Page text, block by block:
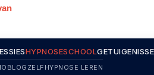
HYPNOSESCHOOL
ZELFHYPNOSE LEREN